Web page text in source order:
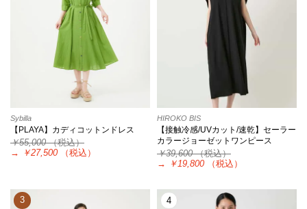
Sybilla
【PLAYA】カディコットンドレス
￥55,000（税込）
→
￥27,500 （税込）
HIROKO BIS
【接触冷感/UVカット/速乾】セーラー
カラージョーゼットワンピース
￥39,600（税込）
→
￥19,800 （税込）
3 4